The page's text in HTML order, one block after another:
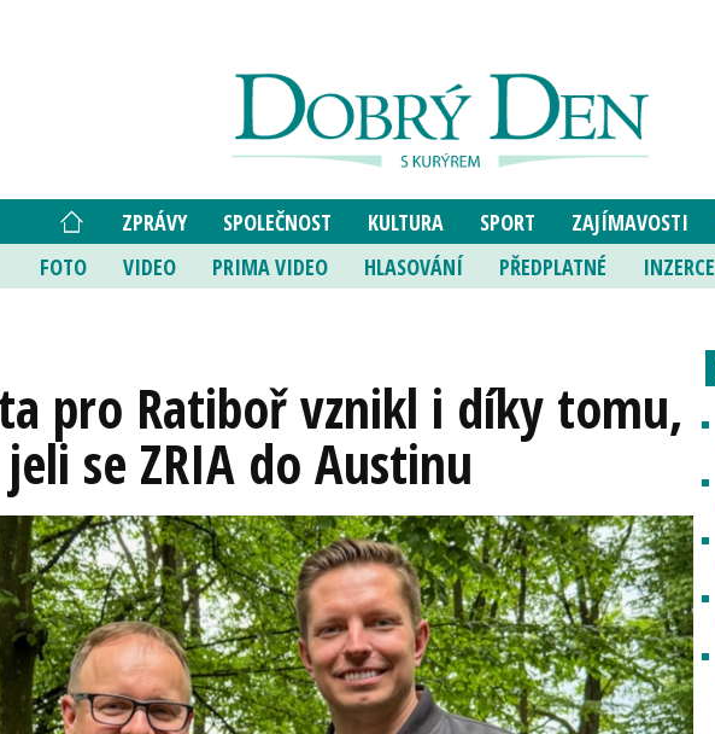
ZPRÁVY SPOLEČNOST KULTURA SPORT ZAJÍMAVOSTI
FOTO
VIDEO PRIMA VIDEO HLASOVÁNÍ PŘEDPLATNÉ INZERCE
pro Ratiboř vznikl i díky tomu,
se ZRIA do Austinu